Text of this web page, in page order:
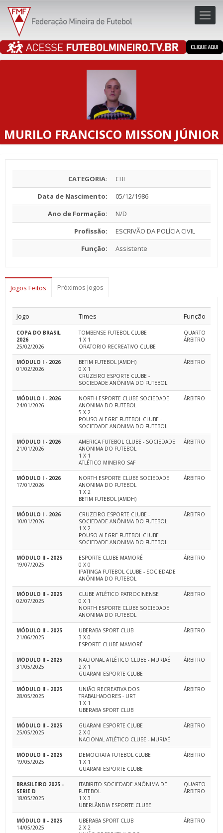
MURILO FRANCISCO MISSON JÚNIOR
CATEGORIA:
CBF
Data de Nascimento:
05/12/1986
Ano de Formação:
N/D
Profissão:
ESCRIVÃO DA POLÍCIA CIVIL
Função:
Assistente
Jogos Feitos Próximos Jogos
Jogo Times Função
COPA DO BRASIL
2026
25/02/2026
TOMBENSE FUTEBOL CLUBE
1 X 1
ORATORIO RECREATIVO CLUBE
QUARTO
ÁRBITRO
MÓDULO I - 2026
01/02/2026
BETIM FUTEBOL (AMDH)
0 X 1
CRUZEIRO ESPORTE CLUBE -
SOCIEDADE ANÔNIMA DO FUTEBOL
ÁRBITRO
MÓDULO I - 2026
24/01/2026
NORTH ESPORTE CLUBE SOCIEDADE
ANONIMA DO FUTEBOL
5 X 2
POUSO ALEGRE FUTEBOL CLUBE -
SOCIEDADE ANONIMA DO FUTEBOL
ÁRBITRO
MÓDULO I - 2026
21/01/2026
AMERICA FUTEBOL CLUBE - SOCIEDADE
ANONIMA DO FUTEBOL
1 X 1
ATLÉTICO MINEIRO SAF
ÁRBITRO
MÓDULO I - 2026
17/01/2026
NORTH ESPORTE CLUBE SOCIEDADE
ANONIMA DO FUTEBOL
1 X 2
BETIM FUTEBOL (AMDH)
ÁRBITRO
MÓDULO I - 2026
10/01/2026
CRUZEIRO ESPORTE CLUBE -
SOCIEDADE ANÔNIMA DO FUTEBOL
1 X 2
POUSO ALEGRE FUTEBOL CLUBE -
SOCIEDADE ANONIMA DO FUTEBOL
ÁRBITRO
MÓDULO II - 2025
19/07/2025
ESPORTE CLUBE MAMORÉ
0 X 0
IPATINGA FUTEBOL CLUBE - SOCIEDADE
ANÔNIMA DO FUTEBOL
ÁRBITRO
MÓDULO II - 2025
02/07/2025
CLUBE ATLÉTICO PATROCINENSE
0 X 1
NORTH ESPORTE CLUBE SOCIEDADE
ANONIMA DO FUTEBOL
ÁRBITRO
MÓDULO II - 2025
21/06/2025
UBERABA SPORT CLUB
3 X 0
ESPORTE CLUBE MAMORÉ
ÁRBITRO
MÓDULO II - 2025
31/05/2025
NACIONAL ATLÉTICO CLUBE - MURIAÉ
2 X 1
GUARANI ESPORTE CLUBE
ÁRBITRO
MÓDULO II - 2025
28/05/2025
UNIÃO RECREATIVA DOS
TRABALHADORES - URT
1 X 1
UBERABA SPORT CLUB
ÁRBITRO
MÓDULO II - 2025
25/05/2025
GUARANI ESPORTE CLUBE
2 X 0
NACIONAL ATLÉTICO CLUBE - MURIAÉ
ÁRBITRO
MÓDULO II - 2025
19/05/2025
DEMOCRATA FUTEBOL CLUBE
1 X 1
GUARANI ESPORTE CLUBE
ÁRBITRO
BRASILEIRO 2025 -
SERIE D
18/05/2025
ITABIRITO SOCIEDADE ANÔNIMA DE
FUTEBOL
1 X 3
UBERLÂNDIA ESPORTE CLUBE
QUARTO
ÁRBITRO
MÓDULO II - 2025
14/05/2025
UBERABA SPORT CLUB
2 X 2
ÁRBITRO